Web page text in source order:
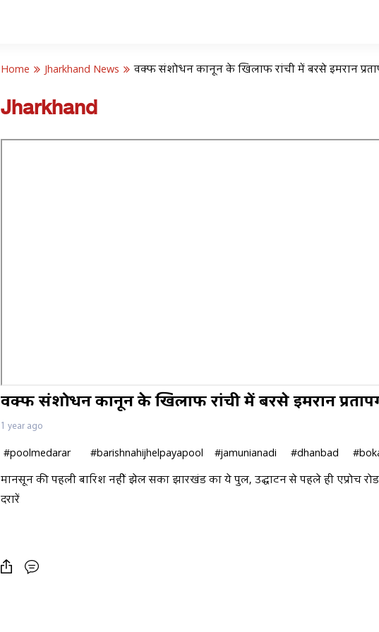
Home Jharkhand News वक्फ संशोधन कानून के खिलाफ रांची में बरसे इमरान
Jharkhand
वक्फ संशोधन कानून के खिलाफ रांची में बरसे इमरान
1 year ago
#poolmedarar #barishnahijhelpayapool #jamunianadi #dhanbad
मानसून की पहली बारिश नहीं झेल सका झारखंड का ये पुल, उद्घाटन से पहले ही एप्रोच
दरारें